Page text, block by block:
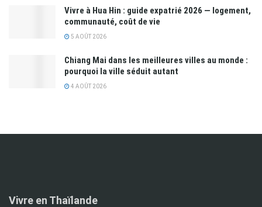
Vivre à Hua Hin : guide expatrié 2026 — logement,
communauté, coût de vie
5 AOÛT 2026
Chiang Mai dans les meilleures villes au monde :
pourquoi la ville séduit autant
4 AOÛT 2026
Vivre en Thaïlande